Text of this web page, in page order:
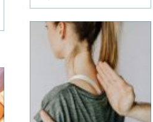
fotvård kan vara en
invånarna i Helsingborg
finns möjligheten att
njuta av fotvård som
kombinerar både
behandling och
avkoppling, vilket s...